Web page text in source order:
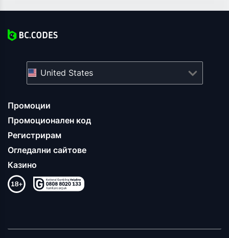
Промоции
Промоционален код
Регистрирам
Огледални сайтове
Казино
United States